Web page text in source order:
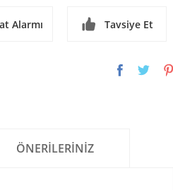
Alarmı Tavsiye Et
ÖNERILERINIZ